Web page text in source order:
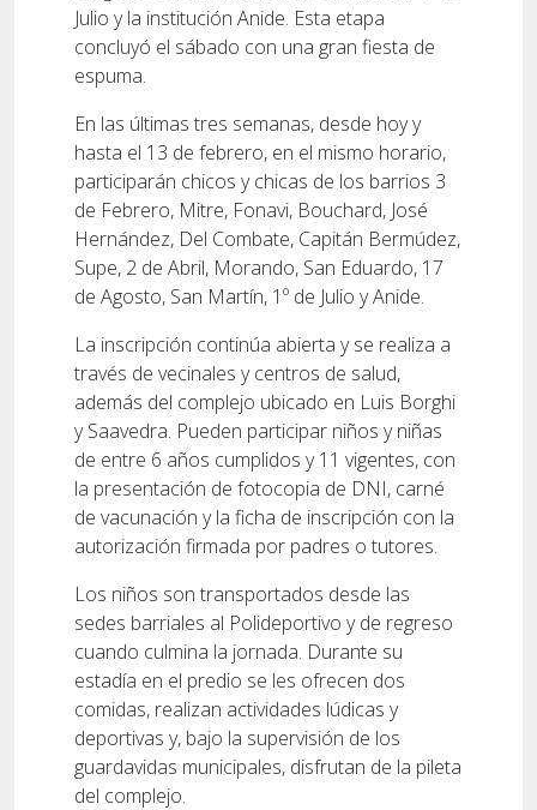
Julio y la institución Anide. Esta etapa
concluyó el sábado con una gran fiesta de
espuma.
En las últimas tres semanas, desde hoy y
hasta el 13 de febrero, en el mismo horario,
participarán chicos y chicas de los barrios 3
de Febrero, Mitre, Fonavi, Bouchard, José
Hernández, Del Combate, Capitán Bermúdez,
Supe, 2 de Abril, Morando, San Eduardo, 17
de Agosto, San Martín, 1º de Julio y Anide.
La inscripción continúa abierta y se realiza a
través de vecinales y centros de salud,
además del complejo ubicado en Luis Borghi
y Saavedra. Pueden participar niños y niñas
de entre 6 años cumplidos y 11 vigentes, con
la presentación de fotocopia de DNI, carné
de vacunación y la ficha de inscripción con la
autorización firmada por padres o tutores.
Los niños son transportados desde las
sedes barriales al Polideportivo y de regreso
cuando culmina la jornada. Durante su
estadía en el predio se les ofrecen dos
comidas, realizan actividades lúdicas y
deportivas y, bajo la supervisión de los
guardavidas municipales, disfrutan de la pileta
del complejo.